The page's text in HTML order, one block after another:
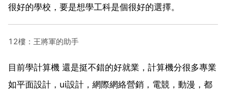
很好的學校，要是想學工科是個很好的選擇。
12樓：王將軍的助手
目前學計算機 還是挺不錯的好就業，計算機分很多專業
如平面設計，ui設計，網際網絡營銷，電競，動漫，都